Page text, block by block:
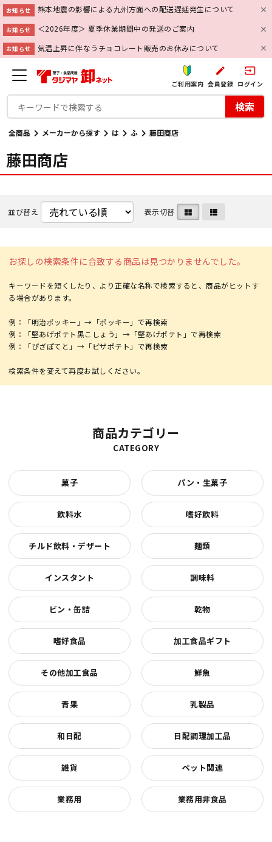
お知らせ 熊本地震の影響による九州方面への配送遅延発生について
お知らせ ＜2026年度＞ 夏季休業期間中の発送のご案内
お知らせ 気温上昇に伴なうチョコレート販売のお休みについて
ご利用案内
create
会員登録
input
ログイン
検索
全商品 メーカーから探す は ふ 藤田商店
藤田商店
並び替え 表示切替
お探しの検索条件に合致する商品は見つかりませんでした。
キーワードを短くしたり、より正確な名称で検索すると、商品がヒットす
る場合があります。
例：「明治ポッキー」→「ポッキー」で再検索
例：「堅あげポテト黒こしょう」→「堅あげポテト」で再検索
例：「ぴざぽてと」→「ピザポテト」で再検索
商品カテゴリー
CATEGORY
菓子 パン・生菓子
飲料水 嗜好飲料
チルド飲料・デザート 麺類
インスタント 調味料
ビン・缶詰 乾物
嗜好食品 加工食品ギフト
その他加工食品 鮮魚
青果 乳製品
和日配 日配調理加工品
雑貨 ペット関連
業務用 業務用非食品